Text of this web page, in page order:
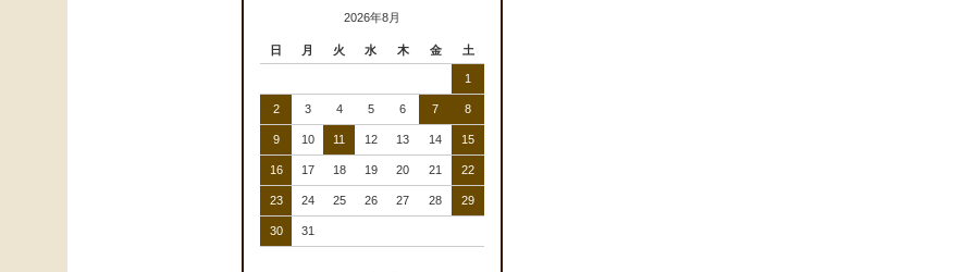
2026年8月
日 月 火 水 木 金 土
1
2 3 4 5 6 7 8
9 10 11 12 13 14 15
16 17 18 19 20 21 22
23 24 25 26 27 28 29
30 31